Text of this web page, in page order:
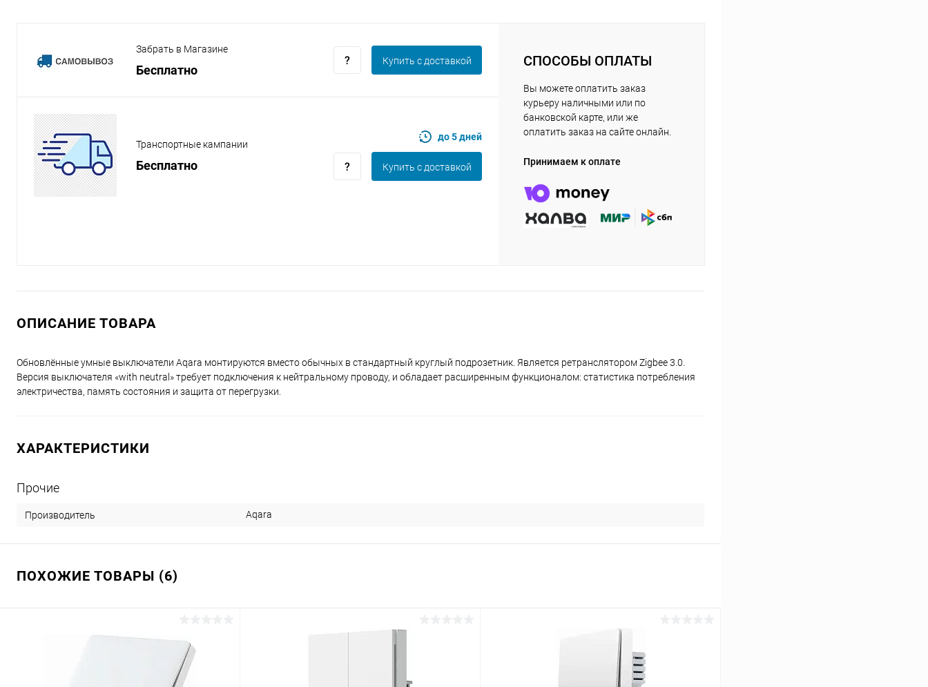
Забрать в Магазине
Бесплатно
Купить c доставкой
Транспортные кампании
Бесплатно
до 5 дней
Купить c доставкой
СПОСОБЫ ОПЛАТЫ
Вы можете оплатить заказ
курьеру наличными или по
банковской карте, или же
оплатить заказ на сайте онлайн.
Принимаем к оплате
ОПИСАНИЕ ТОВАРА
Обновлённые умные выключатели Aqara монтируются вместо обычных в стандартный круглый подрозетник. Является ретранслятором Zigbee 3.0.
Версия выключателя «with neutral» требует подключения к нейтральному проводу, и обладает расширенным функционалом: статистика потребления
электричества, память состояния и защита от перегрузки.
ХАРАКТЕРИСТИКИ
Прочие
Производитель Aqara
ПОХОЖИЕ ТОВАРЫ (6)
Подробнееоб оплате Плайтом
раз в 2
недели
раз в 2 недели
Остались вопросы?
8 800 302-02-51